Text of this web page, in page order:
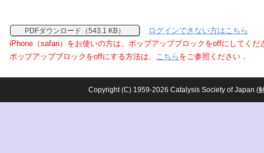
PDFダウンロード（543.1 KB）
ログインできない方はこちら
iPhone（safari）をお使いの方は、ポップアップブロックをoffにしてくだ
ポップアップブロックをoffにする方法は、 こちら をご参照ください．
Copyright (C) 1959-2026 Catalysis Society of Japan (